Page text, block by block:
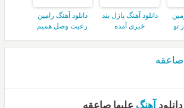
تو
دانلود آهنگ پازل بند
خبری آمده
دانلود آهنگ رامین
رعیت وصل همیم
صاعقه
دانلود آهنگ علیها صاعقه